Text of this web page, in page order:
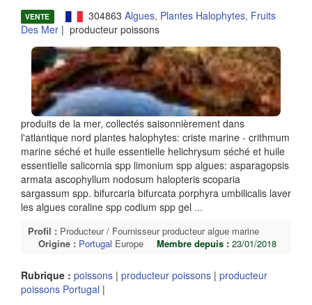
VENTE 304863 Algues, Plantes Halophytes, Fruits
Des Mer | producteur poissons
produits de la mer, collectés saisonnièrement dans
l'atlantique nord plantes halophytes: criste marine - crithmum
marine séché et huile essentielle helichrysum séché et huile
essentielle salicornia spp limonium spp algues: asparagopsis
armata ascophyllum nodosum halopteris scoparia
sargassum spp. bifurcaria bifurcata porphyra umbilicalis laver
les algues coraline spp codium spp gel ...
Profil : Producteur / Fournisseur producteur algue marine
Origine : Portugal Europe Membre depuis : 23/01/2018
Rubrique : poissons | producteur poissons | producteur
poissons Portugal |